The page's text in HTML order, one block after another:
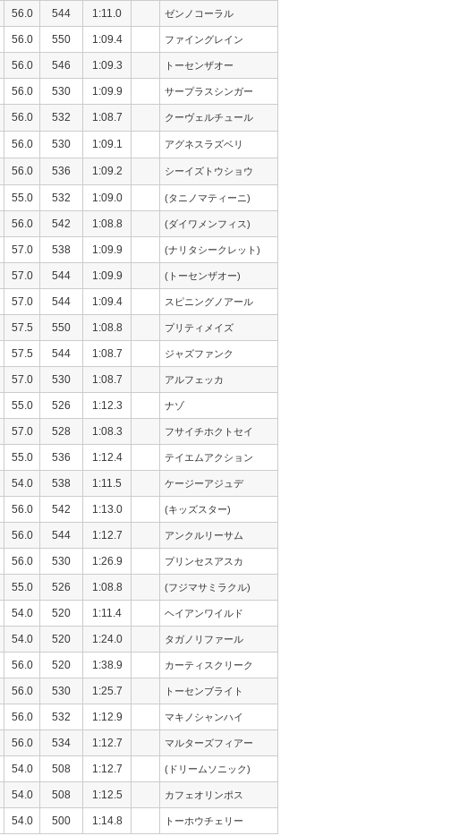
56.0 544 1:11.0 ゼンノコーラル
56.0 550 1:09.4 ファイングレイン
56.0 546 1:09.3 トーセンザオー
56.0 530 1:09.9 サープラスシンガー
56.0 532 1:08.7 クーヴェルチュール
56.0 530 1:09.1 アグネスラズベリ
56.0 536 1:09.2 シーイズトウショウ
55.0 532 1:09.0 (タニノマティーニ)
56.0 542 1:08.8 (ダイワメンフィス)
57.0 538 1:09.9 (ナリタシークレット)
57.0 544 1:09.9 (トーセンザオー)
57.0 544 1:09.4 スピニングノアール
57.5 550 1:08.8 プリティメイズ
57.5 544 1:08.7 ジャズファンク
57.0 530 1:08.7 アルフェッカ
55.0 526 1:12.3 ナゾ
57.0 528 1:08.3 フサイチホクトセイ
55.0 536 1:12.4 テイエムアクション
54.0 538 1:11.5 ケージーアジュデ
56.0 542 1:13.0 (キッズスター)
56.0 544 1:12.7 アンクルリーサム
56.0 530 1:26.9 プリンセスアスカ
55.0 526 1:08.8 (フジマサミラクル)
54.0 520 1:11.4 ヘイアンワイルド
54.0 520 1:24.0 タガノリファール
56.0 520 1:38.9 カーティスクリーク
56.0 530 1:25.7 トーセンブライト
56.0 532 1:12.9 マキノシャンハイ
56.0 534 1:12.7 マルターズフィアー
54.0 508 1:12.7 (ドリームソニック)
54.0 508 1:12.5 カフェオリンポス
54.0 500 1:14.8 トーホウチェリー